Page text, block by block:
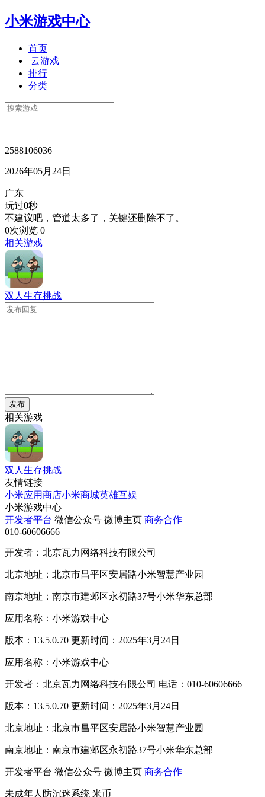
小米游戏中心
首页
云游戏
排行
分类
2588106036
2026年05月24日
广东
玩过0秒
不建议吧，管道太多了，关键还删除不了。
0次浏览 0
相关游戏
双人生存挑战
发布
相关游戏
双人生存挑战
友情链接
小米应用商店小米商城英雄互娱
小米游戏中心
开发者平台 微信公众号 微博主页 商务合作
010-60606666
开发者：北京瓦力网络科技有限公司
北京地址：北京市昌平区安居路小米智慧产业园
南京地址：南京市建邺区永初路37号小米华东总部
应用名称：小米游戏中心
版本：13.5.0.70 更新时间：2025年3月24日
应用名称：小米游戏中心
开发者：北京瓦力网络科技有限公司 电话：010-60606666
版本：13.5.0.70 更新时间：2025年3月24日
北京地址：北京市昌平区安居路小米智慧产业园
南京地址：南京市建邺区永初路37号小米华东总部
开发者平台 微信公众号 微博主页 商务合作
未成年人防沉迷系统 米币